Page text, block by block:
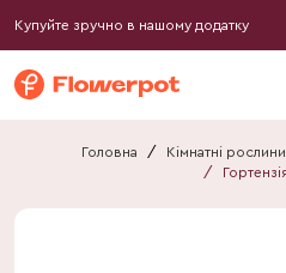
Купуйте зручно в нашому додатку
Головна / Кімнатні рослини
/